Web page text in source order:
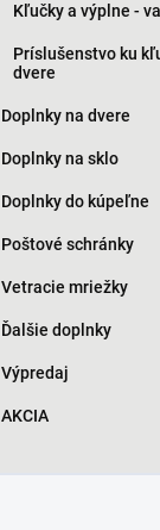
Kľučky a výplne -
Príslušenstvo ku
dvere
Doplnky na dvere
Doplnky na sklo
Doplnky do kúpeľne
Poštové schránky
Vetracie mriežky
Ďalšie doplnky
Výpredaj
AKCIA